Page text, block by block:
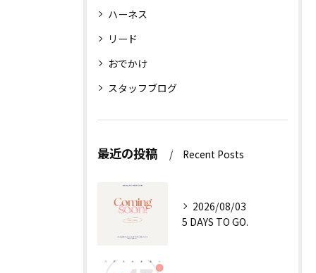
ハーネス
リード
おでかけ
スタッフブログ
最近の投稿 Recent Posts
2026/08/03
5 DAYS TO GO.